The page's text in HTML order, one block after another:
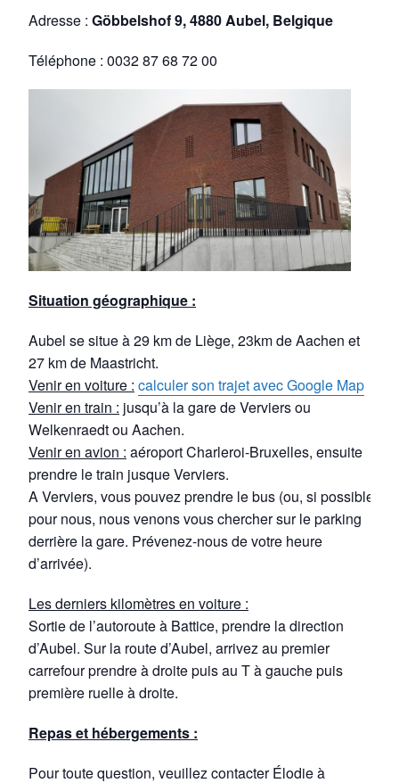
Adresse : Göbbelshof 9, 4880 Aubel, Belgique
Téléphone : 0032 87 68 72 00
Situation géographique :
Aubel se situe à 29 km de Liège, 23km de Aachen et
27 km de Maastricht.
Venir en voiture : calculer son trajet avec Google Map
Venir en train : jusqu’à la gare de Verviers ou
Welkenraedt ou Aachen.
Venir en avion : aéroport Charleroi-Bruxelles, ensuite
prendre le train jusque Verviers.
A Verviers, vous pouvez prendre le bus (ou, si possible
pour nous, nous venons vous chercher sur le parking
derrière la gare. Prévenez-nous de votre heure
d’arrivée).
Les derniers kilomètres en voiture :
Sortie de l’autoroute à Battice, prendre la direction
d’Aubel. Sur la route d’Aubel, arrivez au premier
carrefour prendre à droite puis au T à gauche puis
première ruelle à droite.
Repas et hébergements :
Pour toute question, veuillez contacter Élodie à